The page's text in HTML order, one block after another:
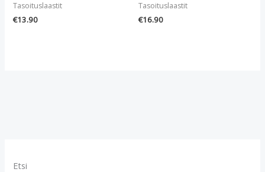
Etsi
Tasoituslaastit
€13.90
Tasoituslaastit
€16.90